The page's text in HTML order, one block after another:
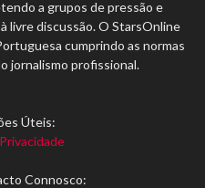
a grupos de pressão e
livre discussão. O StarsOnline
cumprindo as normas
jornalismo profissional.
Úteis:
Connosco: